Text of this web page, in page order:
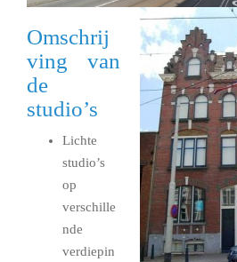
Omschrij
ving van
de
studio’s
Lichte
studio’s
op
verschille
nde
verdiepin